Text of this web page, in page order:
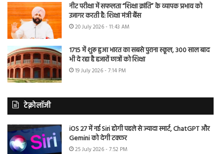
नीट परीक्षा में सफलता “शिक्षा क्रांति” के व्यापक प्रभाव को
उजागर करती है: शिक्षा मंत्री बैंस
20 July 2026 - 11:43 AM
1715 में शुरू हुआ भारत का सबसे पुराना स्कूल, 300 साल बाद
भी दे रहा है हजारों छात्रों को शिक्षा
19 July 2026 - 7:14 PM
टेक्नोलॉजी
iOS 27 में नई Siri होगी पहले से ज्यादा स्मार्ट, ChatGPT और
Gemini को देगी टक्कर
25 July 2026 - 7:52 PM